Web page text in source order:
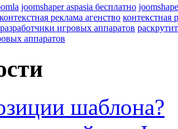
joomshaper aspasia бесплатно
контекстная реклама агенство контекстная
разработчики игровых аппаратов
аппаратов
шаблона?